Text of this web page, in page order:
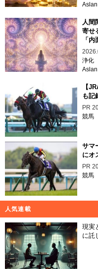
Aslan
人間
寄せ
「内
浄化
Aslan
【
も記
PR
競馬
サマ
にオ
PR
競馬
人気連載
現実
に託